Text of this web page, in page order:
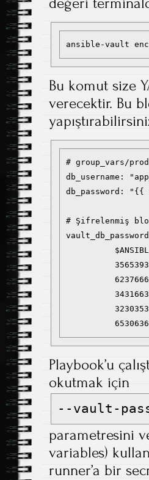
ansible-vault
Bu komut size
verecektir. Bu
# group_vars/
db_username:
db_password:
# Şifrelenmiş
Playbook’u
okutmak için
--vault-
parametresini
variables)
runner’a bir